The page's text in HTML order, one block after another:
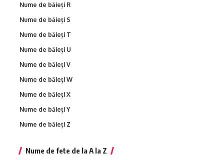
Nume de băieți R
Nume de băieți S
Nume de băieți T
Nume de băieți U
Nume de băieți V
Nume de băieți W
Nume de băieți X
Nume de băieți Y
Nume de băieți Z
Nume de fete de la A la Z